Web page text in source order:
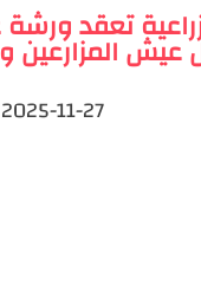
تعقد
المزارعين
2025-11-27